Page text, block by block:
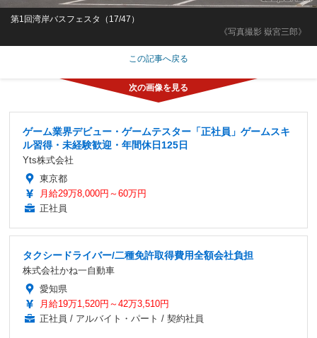
《写真撮影 嶽宮三郎》
第1回湾岸バスフェスタ（17/47）
この記事へ戻る
ゲーム業界デビュー・ゲームテスター「正社員」ゲームスキ
ル習得・未経験歓迎・年間休日125日
Yts株式会社
東京都
月給29万8,000円～60万円
正社員
タクシードライバー/二種免許取得費用全額会社負担
株式会社かね一自動車
愛知県
月給19万1,520円～42万3,510円
正社員 / アルバイト・パート / 契約社員